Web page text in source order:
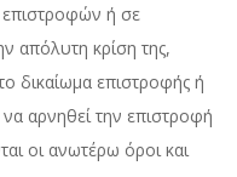
ή σε
απόλυτη κρίση της,
δικαίωμα επιστροφής ή
αρνηθεί την επιστροφή
οι ανωτέρω όροι και